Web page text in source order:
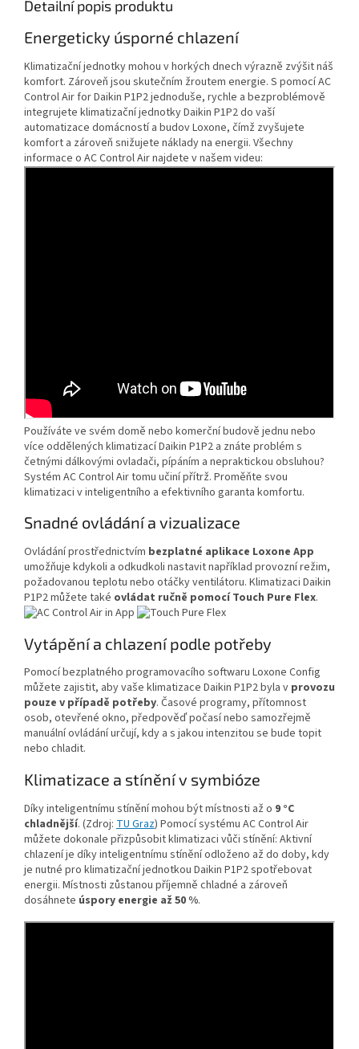
Detailní popis produktu
Energeticky úsporné chlazení
Klimatizační jednotky mohou v horkých dnech výrazně zvýšit náš
komfort. Zároveň jsou skutečním žroutem energie. S pomocí AC
Control Air for Daikin P1P2 jednoduše, rychle a bezproblémově
integrujete klimatizační jednotky Daikin P1P2 do vaší
automatizace domácností a budov Loxone, čímž zvyšujete
komfort a zároveň snižujete náklady na energii. Všechny
informace o AC Control Air najdete v našem videu:
Používáte ve svém domě nebo komerční budově jednu nebo
více oddělených klimatizací Daikin P1P2 a znáte problém s
četnými dálkovými ovladači, pípáním a nepraktickou obsluhou?
Systém AC Control Air tomu učiní přítrž. Proměňte svou
klimatizaci v inteligentního a efektivního garanta komfortu.
Snadné ovládání a vizualizace
Ovládání prostřednictvím bezplatné aplikace Loxone App
umožňuje kdykoli a odkudkoli nastavit například provozní režim,
požadovanou teplotu nebo otáčky ventilátoru. Klimatizaci Daikin
P1P2 můžete také ovládat ručně pomocí Touch Pure Flex.
Vytápění a chlazení podle potřeby
Pomocí bezplatného programovacího softwaru Loxone Config
můžete zajistit, aby vaše klimatizace Daikin P1P2 byla v provozu
pouze v případě potřeby. Časové programy, přítomnost
osob, otevřené okno, předpověď počasí nebo samozřejmě
manuální ovládání určují, kdy a s jakou intenzitou se bude topit
nebo chladit.
Klimatizace a stínění v symbióze
Díky inteligentnímu stínění mohou být místnosti až o 9 °C
chladnější. (Zdroj: TU Graz) Pomocí systému AC Control Air
můžete dokonale přizpůsobit klimatizaci vůči stínění: Aktivní
chlazení je díky inteligentnímu stínění odloženo až do doby, kdy
je nutné pro klimatizační jednotkou Daikin P1P2 spotřebovat
energii. Místnosti zůstanou příjemně chladné a zároveň
dosáhnete úspory energie až 50 %.